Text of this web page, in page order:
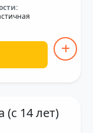
14 лет)